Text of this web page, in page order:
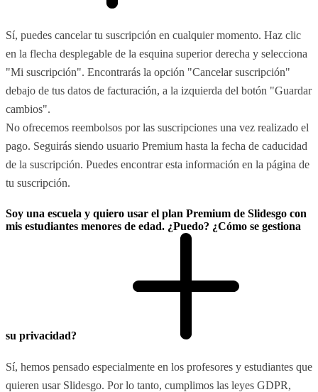
Sí, puedes cancelar tu suscripción en cualquier momento. Haz clic
en la flecha desplegable de la esquina superior derecha y selecciona
"Mi suscripción". Encontrarás la opción "Cancelar suscripción"
debajo de tus datos de facturación, a la izquierda del botón "Guardar
cambios".
No ofrecemos reembolsos por las suscripciones una vez realizado el
pago. Seguirás siendo usuario Premium hasta la fecha de caducidad
de la suscripción. Puedes encontrar esta información en la página de
tu suscripción.
Soy una escuela y quiero usar el plan Premium de Slidesgo con
mis estudiantes menores de edad. ¿Puedo? ¿Cómo se gestiona
su privacidad?
Sí, hemos pensado especialmente en los profesores y estudiantes que
quieren usar Slidesgo. Por lo tanto, cumplimos las leyes GDPR,